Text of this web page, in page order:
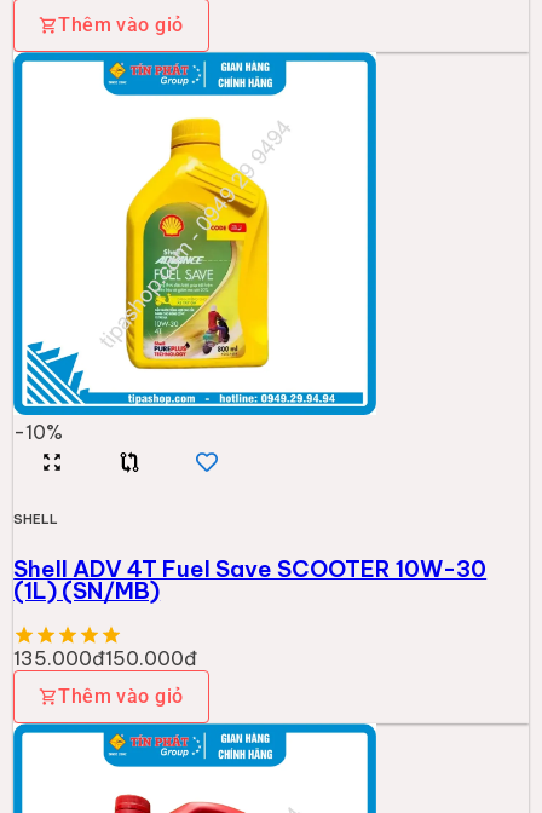
Thêm vào giỏ
-10%
SHELL
Shell ADV 4T Fuel Save SCOOTER 10W-30
(1L) (SN/MB)
135.000đ150.000đ
Thêm vào giỏ